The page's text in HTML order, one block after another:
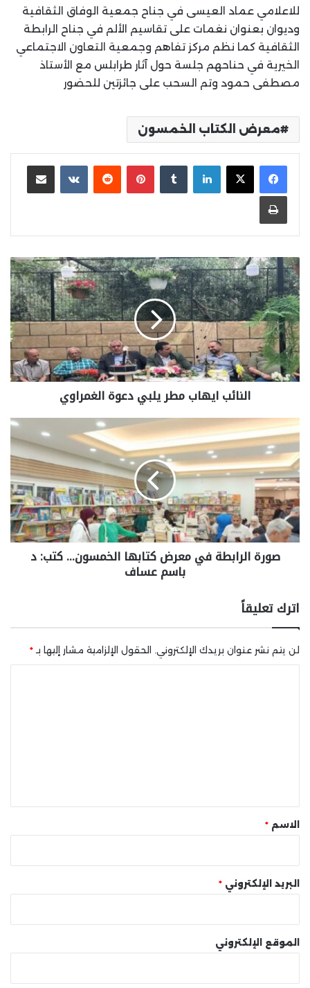
للاعلامي عماد العيسى في جناح جمعية الوفاق الثقافية
وديوان بعنوان نغمات على تقاسيم الألم في جناح الرابطة
الثقافية كما نظم مركز تفاهم وجمعية التعاون الاجتماعي
الخيرية في حناحهم جلسة حول آثار طرابلس مع الأستاذ
مصطفى حمود وتم السحب على جائزتين للحضور
معرض الكتاب الخمسون
لينكدإن بينتيريست مشاركة عبر البريد
طباعة
النائب ايهاب مطر يلبي دعوة الغمراوي
صورة الرابطة في معرض كتابها الخمسون… كتب: د
باسم عساف
اترك تعليقاً
لن يتم نشر عنوان بريدك الإلكتروني. الحقول الإلزامية مشار إليها بـ *
* الاسم *
البريد الإلكتروني *
الموقع الإلكتروني